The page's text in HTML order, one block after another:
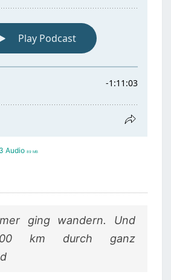
Audio 89 MB
ging wandern. Und
km durch ganz